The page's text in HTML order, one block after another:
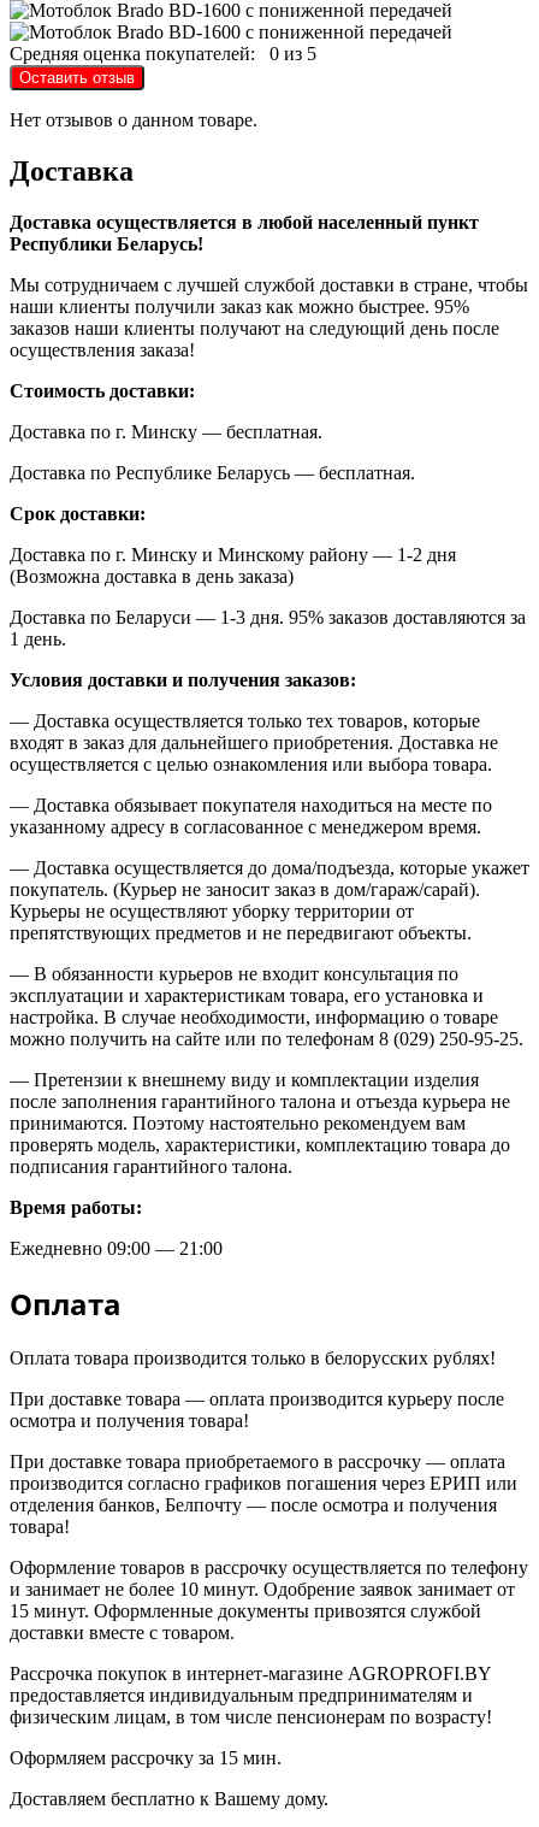
Средняя оценка покупателей: 0 из 5
Оставить отзыв
Нет отзывов о данном товаре.
Доставка
Доставка осуществляется в любой населенный пункт
Республики Беларусь!
Мы сотрудничаем с лучшей службой доставки в стране, чтобы
наши клиенты получили заказ как можно быстрее. 95%
заказов наши клиенты получают на следующий день после
осуществления заказа!
Стоимость доставки:
Доставка по г. Минску — бесплатная.
Доставка по Республике Беларусь — бесплатная.
Срок доставки:
Доставка по г. Минску и Минскому району — 1-2 дня
(Возможна доставка в день заказа)
Доставка по Беларуси — 1-3 дня. 95% заказов доставляются за
1 день.
Условия доставки и получения заказов:
— Доставка осуществляется только тех товаров, которые
входят в заказ для дальнейшего приобретения. Доставка не
осуществляется с целью ознакомления или выбора товара.
— Доставка обязывает покупателя находиться на месте по
указанному адресу в согласованное с менеджером время.
— Доставка осуществляется до дома/подъезда, которые укажет
покупатель. (Курьер не заносит заказ в дом/гараж/сарай).
Курьеры не осуществляют уборку территории от
препятствующих предметов и не передвигают объекты.
— В обязанности курьеров не входит консультация по
эксплуатации и характеристикам товара, его установка и
настройка. В случае необходимости, информацию о товаре
можно получить на сайте или по телефонам 8 (029) 250-95-25.
— Претензии к внешнему виду и комплектации изделия
после заполнения гарантийного талона и отъезда курьера не
принимаются. Поэтому настоятельно рекомендуем вам
проверять модель, характеристики, комплектацию товара до
подписания гарантийного талона.
Время работы:
Ежедневно 09:00 — 21:00
Оплата
Оплата товара производится только в белорусских рублях!
При доставке товара — оплата производится курьеру после
осмотра и получения товара!
При доставке товара приобретаемого в рассрочку — оплата
производится согласно графиков погашения через ЕРИП или
отделения банков, Белпочту — после осмотра и получения
товара!
Оформление товаров в рассрочку осуществляется по телефону
и занимает не более 10 минут. Одобрение заявок занимает от
15 минут. Оформленные документы привозятся службой
доставки вместе с товаром.
Рассрочка покупок в интернет-магазине AGROPROFI.BY
предоставляется индивидуальным предпринимателям и
физическим лицам, в том числе пенсионерам по возрасту!
Оформляем рассрочку за 15 мин.
Доставляем бесплатно к Вашему дому.